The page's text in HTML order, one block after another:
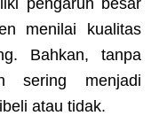
pengaruh besar
menilai kualitas
Bahkan, tanpa
sering menjadi
atau tidak.